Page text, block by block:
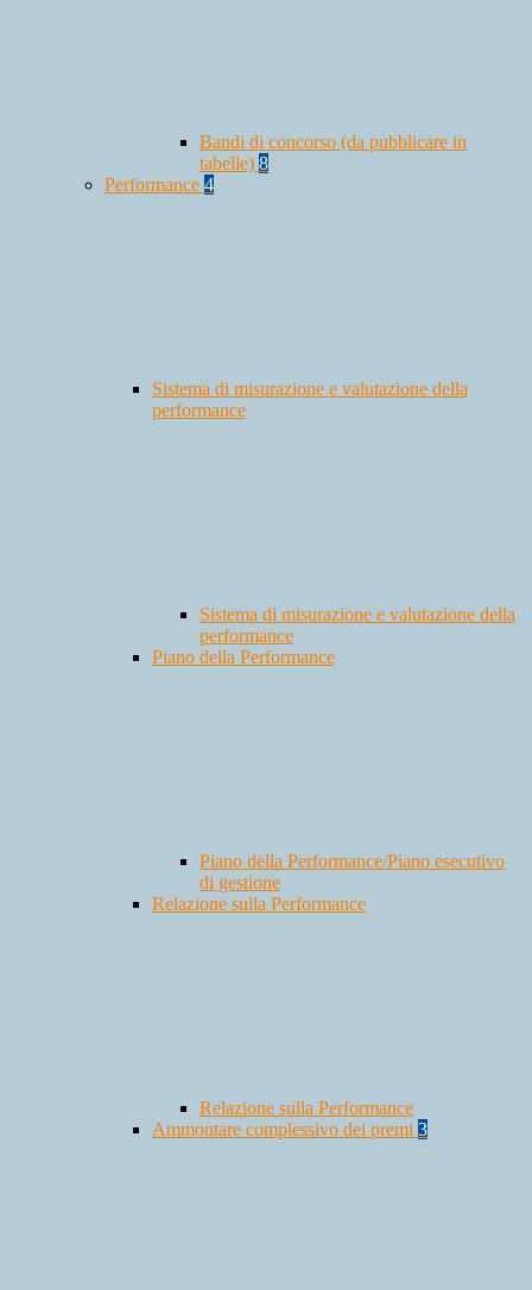
Bandi di concorso (da pubblicare in
tabelle) 8
Performance 4
Sistema di misurazione e valutazione della
performance
Sistema di misurazione e valutazione della
performance
Piano della Performance
Piano della Performance/Piano esecutivo
di gestione
Relazione sulla Performance
Relazione sulla Performance
Ammontare complessivo dei premi 3